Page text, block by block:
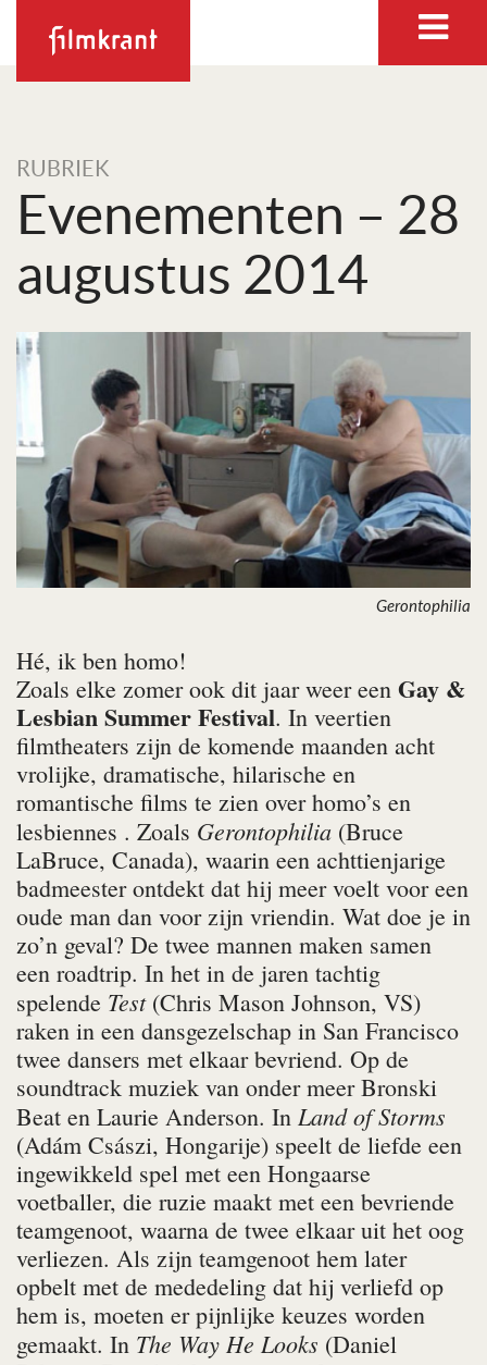
RUBRIEK
Evenementen – 28
augustus 2014
Gerontophilia
Hé, ik ben homo!
Zoals elke zomer ook dit jaar weer een Gay &
Lesbian Summer Festival. In veertien
filmtheaters zijn de komende maanden acht
vrolijke, dramatische, hilarische en
romantische films te zien over homo’s en
lesbiennes . Zoals Gerontophilia (Bruce
LaBruce, Canada), waarin een achttienjarige
badmeester ontdekt dat hij meer voelt voor een
oude man dan voor zijn vriendin. Wat doe je in
zo’n geval? De twee mannen maken samen
een roadtrip. In het in de jaren tachtig
spelende Test(Chris Mason Johnson, VS)
raken in een dansgezelschap in San Francisco
twee dansers met elkaar bevriend. Op de
soundtrack muziek van onder meer Bronski
Beat en Laurie Anderson. In Land of Storms
(Adám Császi, Hongarije) speelt de liefde een
ingewikkeld spel met een Hongaarse
voetballer, die ruzie maakt met een bevriende
teamgenoot, waarna de twee elkaar uit het oog
verliezen. Als zijn teamgenoot hem later
opbelt met de mededeling dat hij verliefd op
hem is, moeten er pijnlijke keuzes worden
gemaakt. In The Way He Looks (Daniel